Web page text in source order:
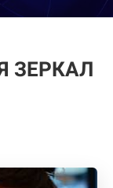
ЗЕРКАЛ